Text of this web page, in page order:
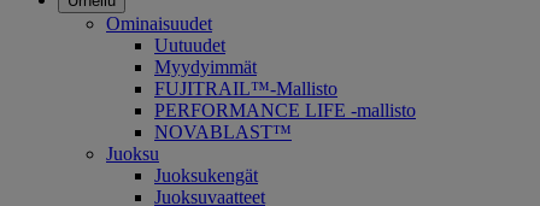
Ominaisuudet
Uutuudet
Myydyimmät
FUJITRAIL™-Mallisto
PERFORMANCE LIFE -mallisto
NOVABLAST™
Juoksu
Juoksukengät
Juoksuvaatteet